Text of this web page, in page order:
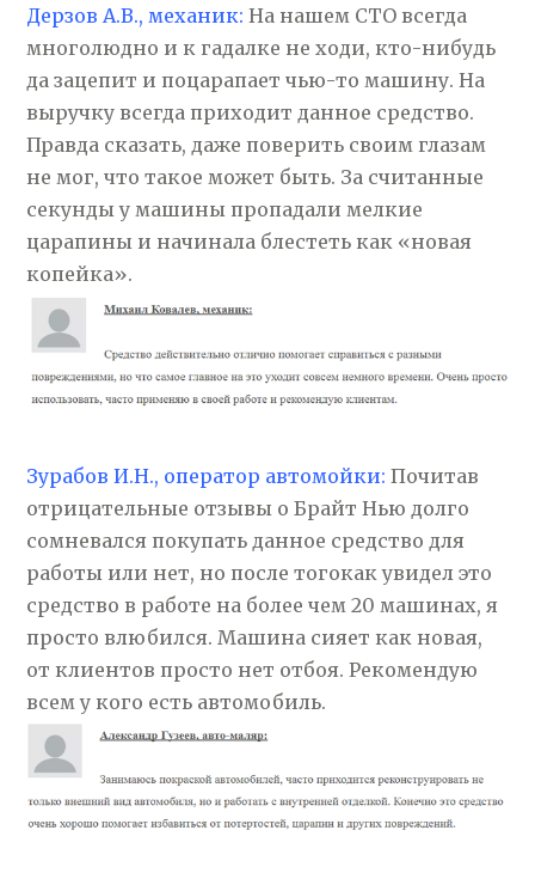
Дерзов А.В., механик: На нашем СТО всегда
многолюдно и к гадалке не ходи, кто-нибудь
да зацепит и поцарапает чью-то машину. На
выручку всегда приходит данное средство.
Правда сказать, даже поверить своим глазам
не мог, что такое может быть. За считанные
секунды у машины пропадали мелкие
царапины и начинала блестеть как «новая
копейка».
Зурабов И.Н., оператор автомойки: Почитав
отрицательные отзывы о Брайт Нью долго
сомневался покупать данное средство для
работы или нет, но после тогокак увидел это
средство в работе на более чем 20 машинах, я
просто влюбился. Машина сияет как новая,
от клиентов просто нет отбоя. Рекомендую
всем у кого есть автомобиль.